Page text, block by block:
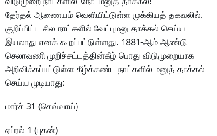
தேர்தல் ஆணையம் வெளியிட்டுள்ள முக்கியத் தகவலில்,
குறிப்பிட்ட சில நாட்களில் வேட்புமனு தாக்கல் செய்ய
இயலாது எனக் கூறப்பட்டுள்ளது. 1881-ஆம் ஆண்டு
செலாவணி முறிச்சட்டத்தின்கீழ் பொது விடுமுறையாக
அறிவிக்கப்பட்டுள்ள கீழ்க்கண்ட நாட்களில் மனுத் தாக்கல்
செய்ய முடியாது:
மார்ச் 31 (செவ்வாய்)
ஏப்ரல் 1 (புதன்)